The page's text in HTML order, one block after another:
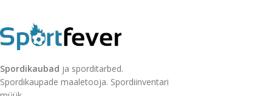
Spordikaubad ja sporditarbed.
Spordikaupade maaletooja. Spordiinventari